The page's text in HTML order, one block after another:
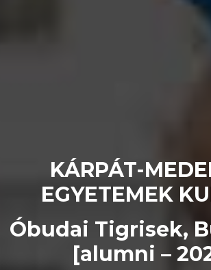
KÁRPÁT-
EGYETEMEK
Óbudai Tigrisek,
[alumni –